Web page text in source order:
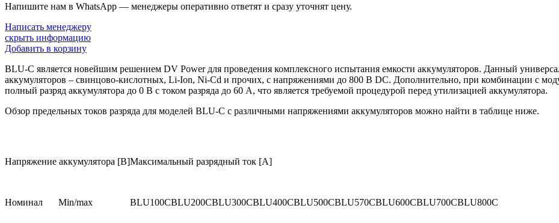
Напишите нам в WhatsApp — менеджеры оперативно ответят и сразу уточнят цену.
Написать менеджеру
скрыть информацию
Добавить в корзину
BLU-C является новейшим решением DV Power для проведения комплексного испытания емкости аккумуляторов. Данный
аккумуляторов – свинцово-кислотных, Li-Ion, Ni-Cd и прочих, с напряжениями до 800 В DC. Дополнительно, при комбинации с
полный разряд аккумулятора до 0 В с током разряда до 60 А, что является требуемой процедурой перед утилизацией аккумулятора.
Обзор предельных токов разряда для моделей BLU-C с различными напряжениями аккумуляторов можно найти в таблице ниже.
Напряжение аккумулятора [В]Максимальный разрядный ток [A]
Номинал Min/max BLU100CBLU200CBLU300CBLU400CBLU500CBLU570CBLU600CBLU700CBLU800C